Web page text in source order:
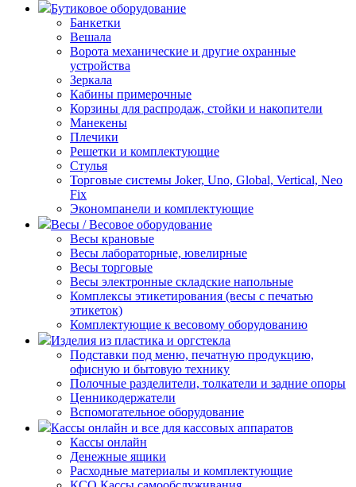
Бутиковое оборудование
Банкетки
Вешала
Ворота механические и другие охранные
устройства
Зеркала
Кабины примерочные
Корзины для распродаж, стойки и накопители
Манекены
Плечики
Решетки и комплектующие
Стулья
Торговые системы Joker, Uno, Global, Vertical, Neo
Fix
Экономпанели и комплектующие
Весы / Весовое оборудование
Весы крановые
Весы лабораторные, ювелирные
Весы торговые
Весы электронные складские напольные
Комплексы этикетирования (весы с печатью
этикеток)
Комплектующие к весовому оборудованию
Изделия из пластика и оргстекла
Подставки под меню, печатную продукцию,
офисную и бытовую технику
Полочные разделители, толкатели и задние опоры
Ценникодержатели
Вспомогательное оборудование
Кассы онлайн и все для кассовых аппаратов
Кассы онлайн
Денежные ящики
Расходные материалы и комплектующие